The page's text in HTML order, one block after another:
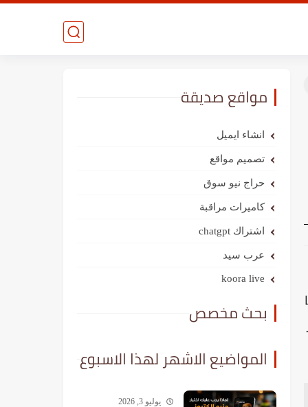
مواقع صديقة
انشاء ايميل
تصميم مواقع
حراج نيو سوق
كاميرات مراقبة
اشتراك chatgpt
عرب سيد
koora live
بحث مخصص
المواضيع الاشهر لهذا الاسبوع
يوليو 3, 2026